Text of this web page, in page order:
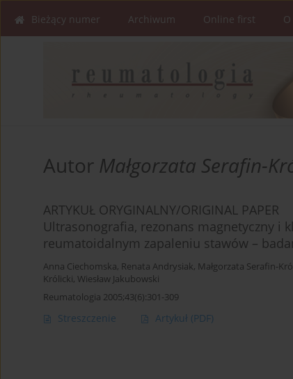
Bieżący numer Archiwum Online first
Autor Małgorzata Serafin-
ARTYKUŁ ORYGINALNY/ORIGINAL PAPER
Ultrasonografia, rezonans magnetyczny i
reumatoidalnym zapaleniu stawów –
Anna Ciechomska, Renata Andrysiak, Małgorzata Serafin-
Królicki, Wiesław Jakubowski
Reumatologia 2005;43(6):301-309
Streszczenie Artykuł (PDF)